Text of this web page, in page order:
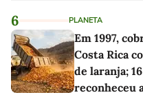
6 PLANETA
Em 1997,
Costa Rica
de laranja;
reconheceu